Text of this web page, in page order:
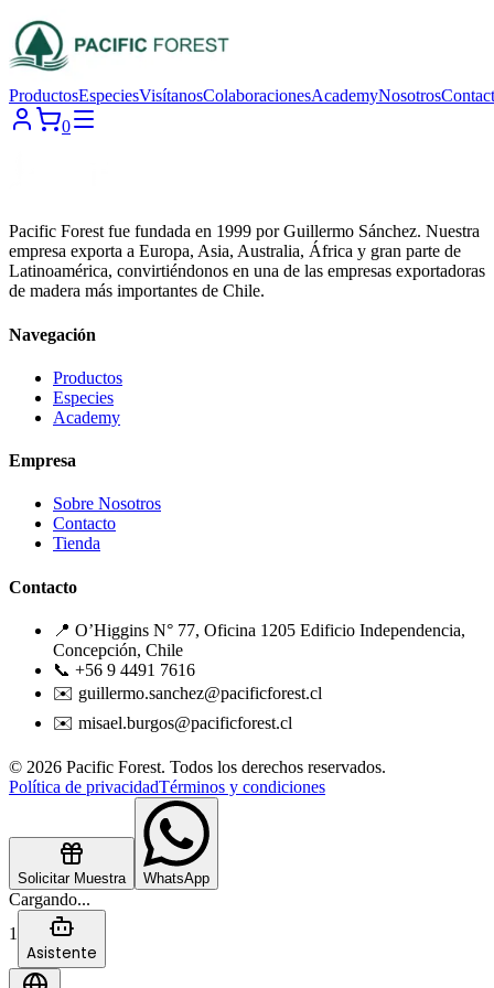
ProductosEspeciesVisítanosColaboracionesAcademyNosotros
0
Pacific Forest fue fundada en 1999 por Guillermo Sánchez. Nuestra
empresa exporta a Europa, Asia, Australia, África y gran parte de
Latinoamérica, convirtiéndonos en una de las empresas exportadoras
de madera más importantes de Chile.
Navegación
Productos
Especies
Academy
Empresa
Sobre Nosotros
Contacto
Tienda
Contacto
📍 O’Higgins N° 77, Oficina 1205 Edificio Independencia,
Concepción, Chile
📞 +56 9 4491 7616
✉️ guillermo.sanchez@pacificforest.cl
✉️ misael.burgos@pacificforest.cl
© 2026 Pacific Forest. Todos los derechos reservados.
Política de privacidadTérminos y condiciones
Solicitar Muestra WhatsApp
Cargando...
1
Asistente